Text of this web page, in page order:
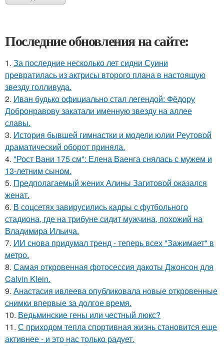
Последние обновления на сайте:
1. За последние несколько лет сидни Суини
превратилась из актрисы второго плана в настоящую
звезду голливуда.
2. Иван будько официально стал легендой: Фёдору
Добронравову закатали именную звезду на аллее
славы.
3. История бывшей гимнастки и модели юлии Реутовой
драматический оборот приняла.
4. "Рост Вани 175 см": Елена Ваенга снялась с мужем и
13-летним сыном.
5. Предполагаемый жених Алины Загитовой оказался
женат.
6. В соцсетях завирусились кадры с футбольного
стадиона, где на трибуне сидит мужчина, похожий на
Владимира Ильича.
7. ИИ снова придумал тренд - теперь всех "Зажимает" в
метро.
8. Самая откровенная фотосессия дакоты Джонсон для
Calvin Klein.
9. Анастасия ивлеева опубликовала новые откровенные
снимки впервые за долгое время.
10. Ведьминские гены или честный люкс?
11. С приходом тепла спортивная жизнь становится еще
активнее - и это нас только радует.